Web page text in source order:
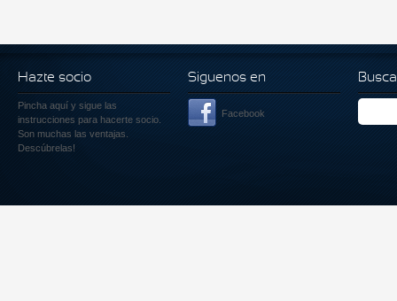
Hazte socio
Pincha aquí y sigue las
instrucciones para hacerte socio.
Son muchas las ventajas.
Descúbrelas!
Siguenos en
Facebook